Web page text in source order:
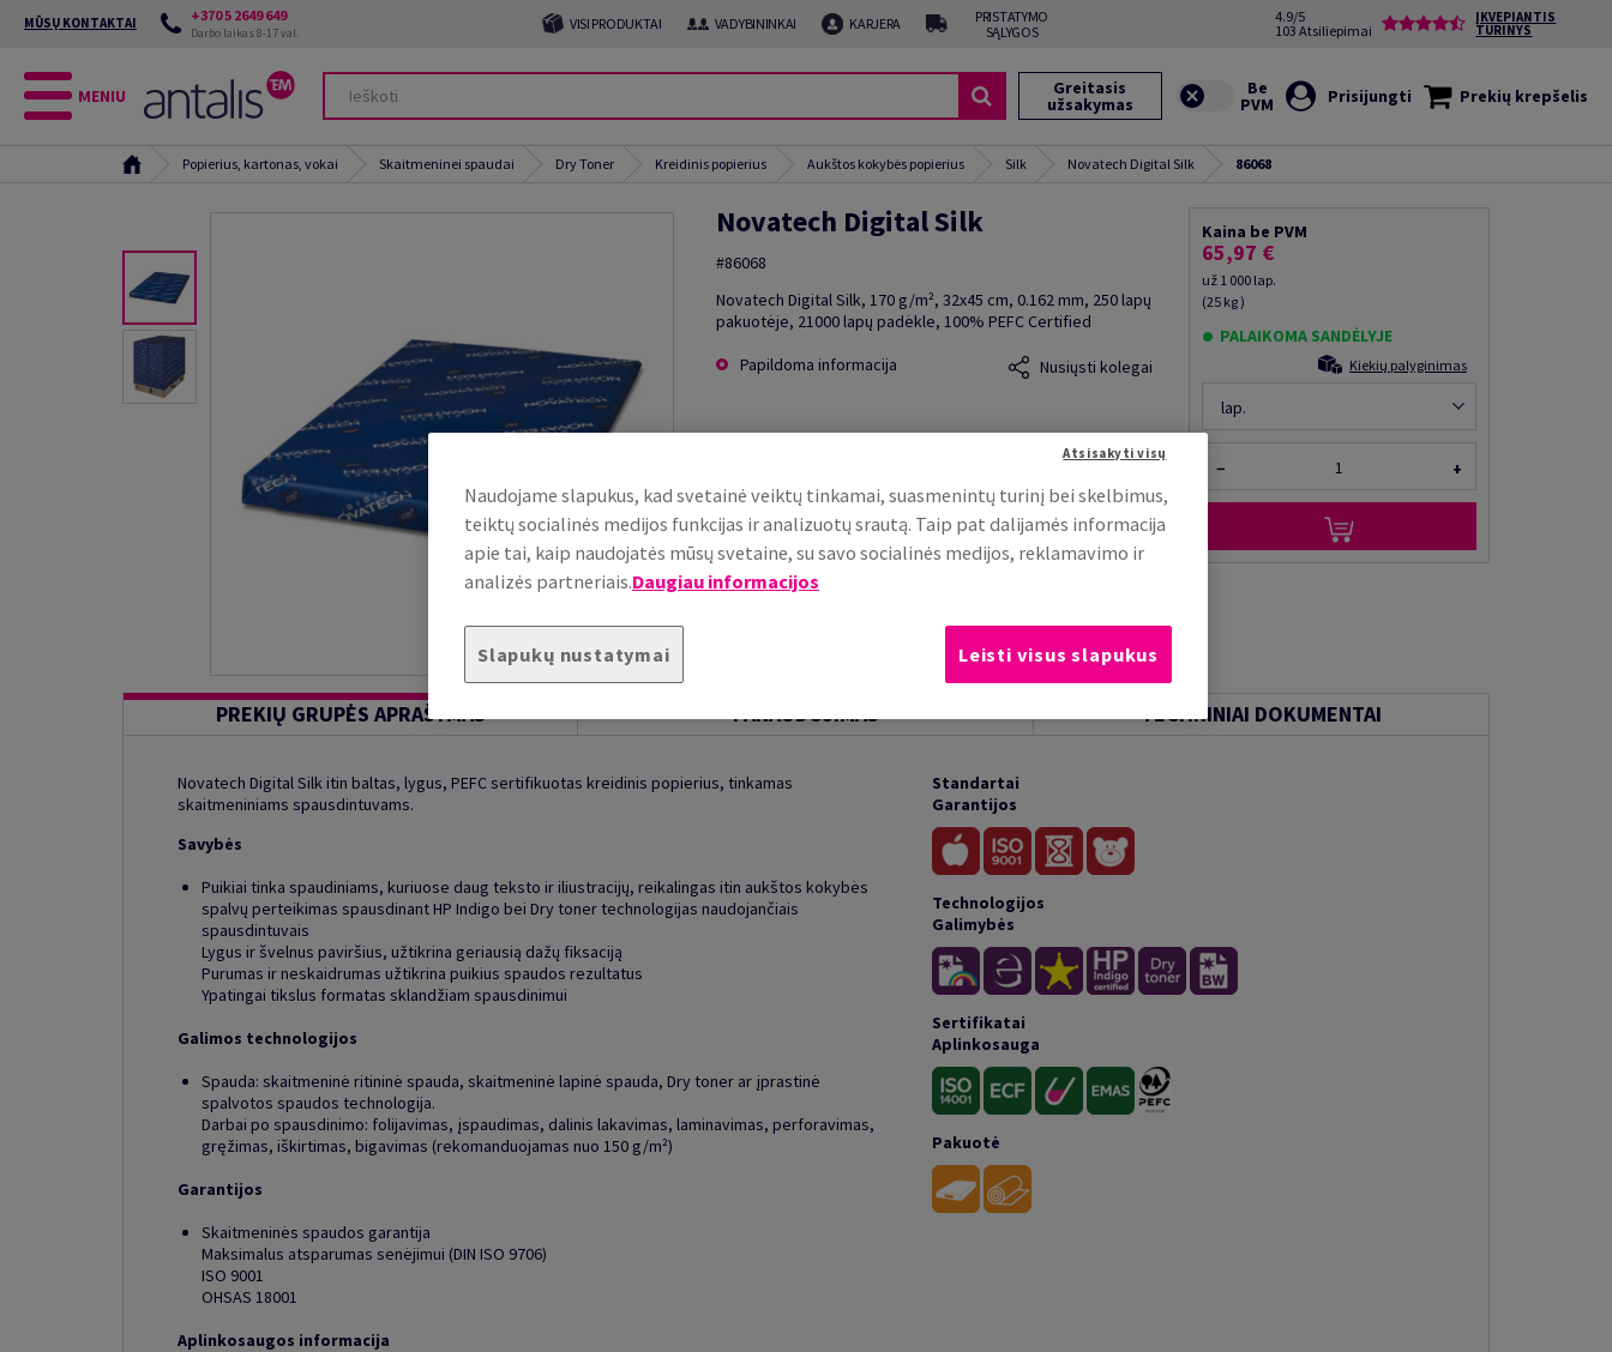
MŪSŲ KONTAKTAI +370 5 2649 649
Darbo laikas 8-17 val. VISI PRODUKTAI VADYBININKAI KARJERA
PRISTATYMO
SĄLYGOS
4.9/5
103 Atsiliepimai
ĮKVEPIANTIS
TURINYS
MENIU Greitasis
užsakymas Prisijungti Prekių krepšelis
Popierius, kartonas, vokai Skaitmeninei spaudai Dry Toner Kreidinis popierius Aukštos kokybės popierius Silk Novatech Digital Silk 86068
Novatech Digital Silk
#86068
Novatech Digital Silk, 170 g/m², 32x45 cm, 0.162 mm, 250 lapų
pakuotėje, 21000 lapų padėkle, 100% PEFC Certified
Papildoma informacija
Nusiųsti kolegai
Kaina be PVM
65,97 €
už 1 000 lap.
(25 kg )
PALAIKOMA SANDĖLYJE
Kiekių palyginimas
lap.
− +
PREKIŲ GRUPĖS APRAŠYMAS PANAUDOJIMAS TECHNINIAI DOKUMENTAI
Novatech Digital Silk itin baltas, lygus, PEFC sertifikuotas kreidinis popierius, tinkamas
skaitmeniniams spausdintuvams.
Savybės
Puikiai tinka spaudiniams, kuriuose daug teksto ir iliustracijų, reikalingas itin aukštos kokybės
spalvų perteikimas spausdinant HP Indigo bei Dry toner technologijas naudojančiais
spausdintuvais
Lygus ir švelnus paviršius, užtikrina geriausią dažų fiksaciją
Purumas ir neskaidrumas užtikrina puikius spaudos rezultatus
Ypatingai tikslus formatas sklandžiam spausdinimui
Galimos technologijos
Spauda: skaitmeninė ritininė spauda, skaitmeninė lapinė spauda, Dry toner ar įprastinė
spalvotos spaudos technologija.
Darbai po spausdinimo: folijavimas, įspaudimas, dalinis lakavimas, laminavimas, perforavimas,
gręžimas, iškirtimas, bigavimas (rekomanduojamas nuo 150 g/m²)
Garantijos
Skaitmeninės spaudos garantija
Maksimalus atsparumas senėjimui (DIN ISO 9706)
ISO 9001
OHSAS 18001
Aplinkosaugos informacija
Standartai
Garantijos
Technologijos
Galimybės
Sertifikatai
Aplinkosauga
Pakuotė
Naudojame slapukus, kad svetainė veiktų tinkamai, suasmenintų turinį bei skelbimus,
teiktų socialinės medijos funkcijas ir analizuotų srautą. Taip pat dalijamės informacija
apie tai, kaip naudojatės mūsų svetaine, su savo socialinės medijos, reklamavimo ir
analizės partneriais.Daugiau informacijos
Slapukų nustatymai
Atsisakyti visų
Leisti visus slapukus